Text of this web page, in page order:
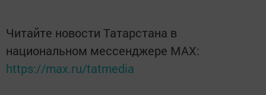
Читайте новости Татарстана в
национальном мессенджере MАХ:
https://max.ru/tatmedia